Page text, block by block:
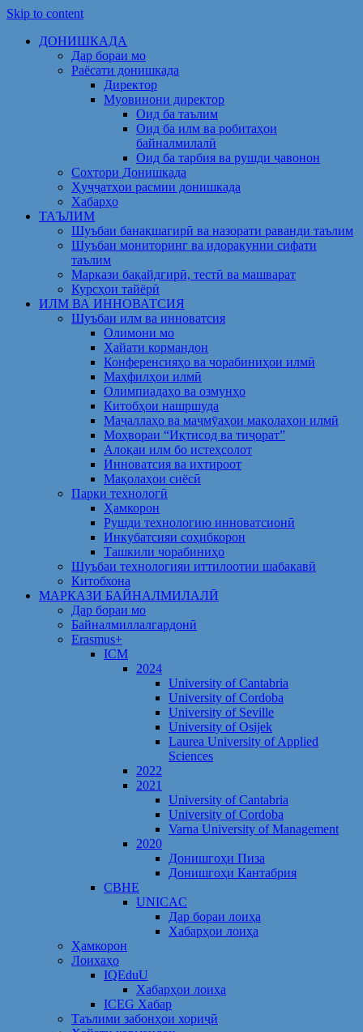
Skip to content
ДОНИШКАДА
Дар бораи мо
Раёсати донишкада
Директор
Муовинони директор
Оид ба таълим
Оид ба илм ва робитаҳои
байналмилалӣ
Оид ба тарбия ва рушди ҷавонон
Сохтори Донишкада
Ҳуҷҷатҳои расмии донишкада
Хабарҳо
ТАЪЛИМ
Шуъбаи банақшагирӣ ва назорати раванди таълим
Шуъбаи мониторинг ва идоракунии сифати
таълим
Маркази бақайдгирӣ, тестӣ ва машварат
Курсҳои тайёрӣ
ИЛМ ВА ИННОВАТСИЯ
Шуъбаи илм ва инноватсия
Олимони мо
Ҳайати кормандон
Конференсияҳо ва чорабиниҳои илмӣ
Маҳфилҳои илмӣ
Олимпиадаҳо ва озмунҳо
Китобҳои нашршуда
Маҷаллаҳо ва маҷмӯаҳои мақолаҳои илмӣ
Моҳвораи “Иқтисод ва тиҷорат”
Алоқаи илм бо истеҳсолот
Инноватсия ва ихтироот
Мақолаҳои сиёсӣ
Парки технологӣ
Ҳамкорон
Рушди технологию инноватсионӣ
Инкубатсияи соҳибкорон
Ташкили чорабиниҳо
Шуъбаи технологияи иттилоотии шабакавӣ
Китобхона
МАРКАЗИ БАЙНАЛМИЛАЛӢ
Дар бораи мо
Байналмиллалгардонӣ
Erasmus+
ICM
2024
University of Cantabria
University of Cordoba
University of Seville
University of Osijek
Laurea University of Applied
Sciences
2022
2021
University of Cantabria
University of Cordoba
Varna University of Management
2020
Донишгоҳи Пиза
Донишгоҳи Кантабрия
CBHE
UNICAC
Дар бораи лоиҳа
Хабарҳои лоиҳа
Ҳамкорон
Лоихаҳо
IQEduU
Хабарҳои лоиҳа
ICEG Хабар
Таълими забонҳои хориҷӣ